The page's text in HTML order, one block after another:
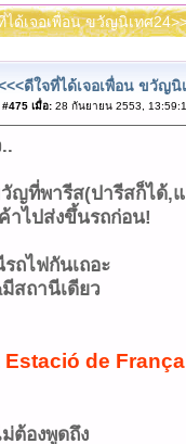
ได้เจอเพื่อน ขวัญนิเทศ
ดีใจที่ได้เจอเพื่อน ขวัญนิ
เมื่อ:28 กันยายน 2553,
ญที่พารีส(ปารีสก็ได้,
าไปส่งขึ้นรถก่อน!
ถไฟกันเถอะ
สถานีเดียว
de França
ต้องพูดถึง